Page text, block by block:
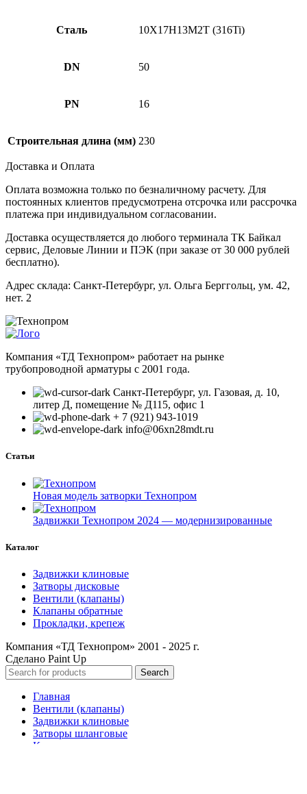
Сталь 10Х17Н13М2Т (316Ti)
DN 50
PN 16
Строительная длина (мм) 230
Доставка и Оплата
Оплата возможна только по безналичному расчету. Для
постоянных клиентов предусмотрена отсрочка или рассрочка
платежа при индивидуальном согласовании.
Доставка осуществляется до любого терминала ТК Байкал
сервис, Деловые Линии и ПЭК (при заказе от 30 000 рублей
бесплатно).
Адрес склада: Санкт-Петербург, ул. Ольга Берггольц, ум. 42,
нет. 2
Компания «ТД Технопром» работает на рынке
трубопроводной арматуры с 2001 года.
Санкт-Петербург, ул. Газовая, д. 10,
литер Д, помещение № Д115, офис 1
+ 7 (921) 943-1019
info@06xn28mdt.ru
Статьи
Новая модель затворки Технопром
Задвижки Технопром 2024 — модернизированные
Каталог
Задвижки клиновые
Затворы дисковые
Вентили (клапаны)
Клапаны обратные
Прокладки, крепеж
Компания «ТД Технопром» 2001 - 2025 г.
Сделано Paint Up
Search
Главная
Вентили (клапаны)
Задвижки клиновые
Затворы шланговые
Краны шаровые